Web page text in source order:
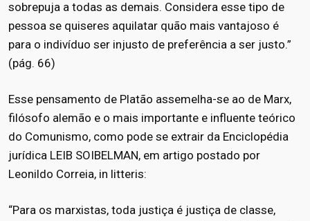
sobrepuja a todas as demais. Considera esse tipo de
pessoa se quiseres aquilatar quão mais vantajoso é
para o indivíduo ser injusto de preferência a ser justo.”
(pág. 66)
Esse pensamento de Platão assemelha-se ao de Marx,
filósofo alemão e o mais importante e influente teórico
do Comunismo, como pode se extrair da Enciclopédia
jurídica LEIB SOIBELMAN, em artigo postado por
Leonildo Correia, in litteris:
“Para os marxistas, toda justiça é justiça de classe,